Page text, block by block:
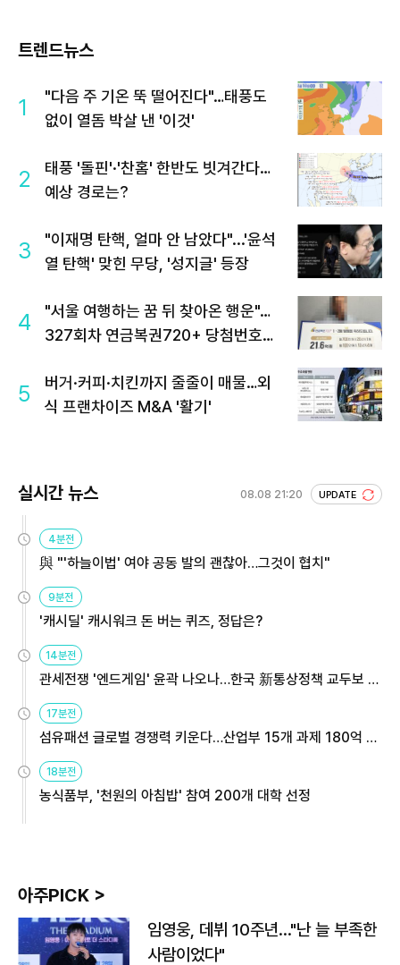
트렌드뉴스
1
"다음 주 기온 뚝 떨어진다"…태풍도
없이 열돔 박살 낸 '이것'
2
태풍 '돌핀'·'찬홈' 한반도 빗겨간다…
예상 경로는?
3
"이재명 탄핵, 얼마 안 남았다"...'윤석
열 탄핵' 맞힌 무당, '성지글' 등장
4
"서울 여행하는 꿈 뒤 찾아온 행운"…
327회차 연금복권720+ 당첨번호조
5
버거·커피·치킨까지 줄줄이 매물…외
식 프랜차이즈 M&A '활기'
실시간 뉴스 08.08 21:20 UPDATE
4분전
與 "'하늘이법' 여야 공동 발의 괜찮아…그것이 협치"
9분전
'캐시딜' 캐시워크 돈 버는 퀴즈, 정답은?
14분전
관세전쟁 '엔드게임' 윤곽 나오나…한국 新통상정책 교두보 활
17분전
섬유패션 글로벌 경쟁력 키운다…산업부 15개 과제 180억 지
18분전
농식품부, '천원의 아침밥' 참여 200개 대학 선정
아주PICK >
임영웅, 데뷔 10주년…"난 늘 부족한
사람이었다"